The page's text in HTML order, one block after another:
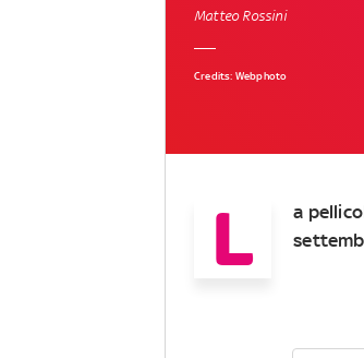
Matteo Rossini
Credits: Webphoto
L
a